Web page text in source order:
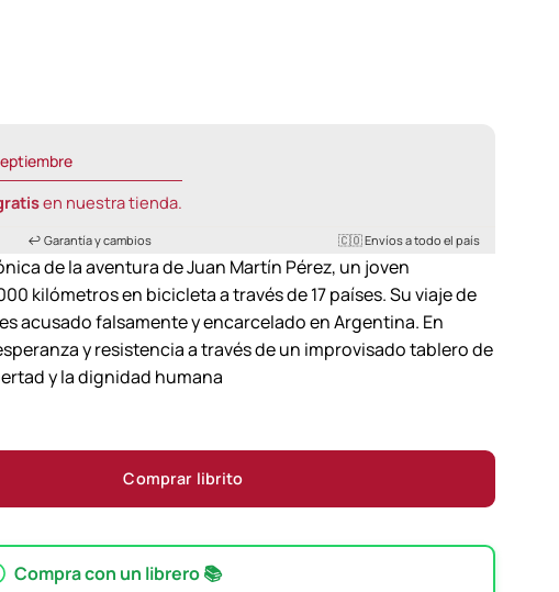
en nuestra tienda.
↩️ Garantía y cambios 🇨🇴 Envíos a todo el país
de la aventura de Juan Martín Pérez, un joven
kilómetros en bicicleta a través de 17 países. Su viaje de
acusado falsamente y encarcelado en Argentina. En
y resistencia a través de un improvisado tablero de
y la dignidad humana
Comprar librito
Compra con un librero 📚